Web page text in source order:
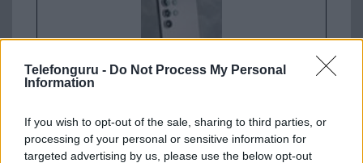
Telefonguru - Do Not Process My Personal
Information
If you wish to opt-out of the sale, sharing to third parties, or
processing of your personal or sensitive information for
targeted advertising by us, please use the below opt-out
Euro Gsm
267.000 Ft (új)